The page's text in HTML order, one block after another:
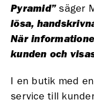
Pyramid” säger
lösa,
När
kunden och
I en butik med
service till